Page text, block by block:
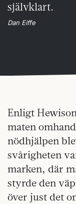
självklart.
Dan Eiffe
Enligt
maten
nödhjälpen
svårigheten
marken, där
styrde den
över just det